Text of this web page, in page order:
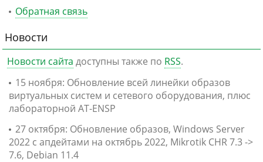
Обратная связь
Новости
Новости сайта доступны также по RSS.
15 ноября: Обновление всей линейки образов
виртуальных систем и сетевого оборудования, плюс
лабораторной AT-ENSP
27 октября: Обновление образов, Windows Server
2022 с апдейтами на октябрь 2022, Mikrotik CHR 7.3 ->
7.6, Debian 11.4